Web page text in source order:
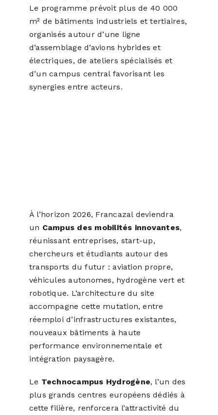
Le programme prévoit plus de 40 000
m² de bâtiments industriels et tertiaires,
organisés autour d’une ligne
d’assemblage d’avions hybrides et
électriques, de ateliers spécialisés et
d’un campus central favorisant les
synergies entre acteurs.
À l’horizon 2026, Francazal deviendra
un Campus des mobilités innovantes,
réunissant entreprises, start-up,
chercheurs et étudiants autour des
transports du futur : aviation propre,
véhicules autonomes, hydrogène vert et
robotique. L’architecture du site
accompagne cette mutation, entre
réemploi d’infrastructures existantes,
nouveaux bâtiments à haute
performance environnementale et
intégration paysagère.
Le Technocampus Hydrogène, l’un des
plus grands centres européens dédiés à
cette filière, renforcera l’attractivité du